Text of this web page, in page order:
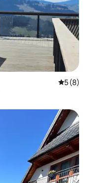
5 de
5 (8)